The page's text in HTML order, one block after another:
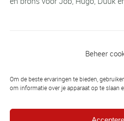
Beheer
Om de beste ervaringen te bieden,
om informatie over je apparaat op te slaan
NK-18 in Den Haag,
geen judolessen